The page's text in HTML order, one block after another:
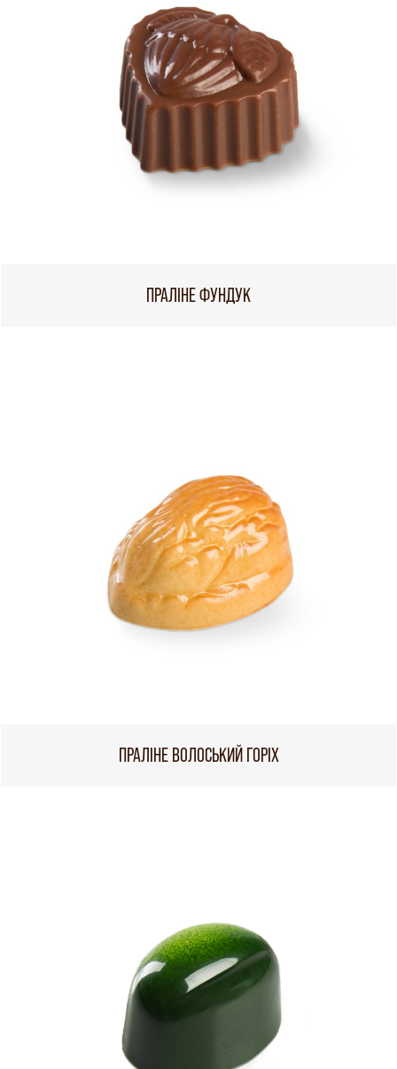
ПРАЛІНЕ ФУНДУК
ПРАЛІНЕ ВОЛОСЬКИЙ ГОРІХ